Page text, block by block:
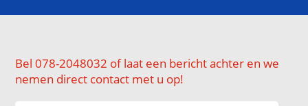
Bel 078-2048032 of laat een bericht achter en we
nemen direct contact met u op!